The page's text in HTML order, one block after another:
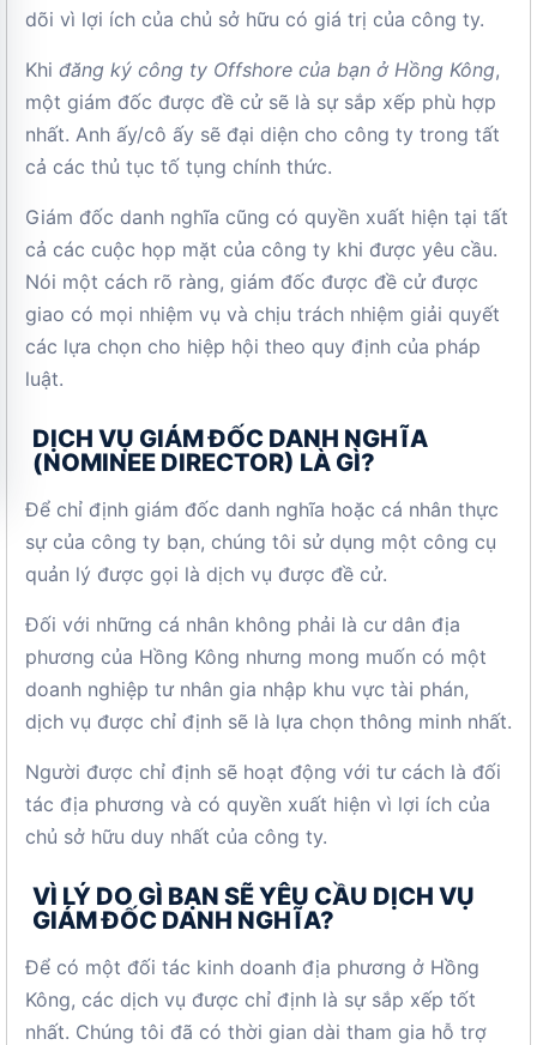
dõi vì lợi ích của chủ sở hữu có giá trị của công ty.
Khi đăng ký công ty Offshore của bạn ở Hồng Kông,
một giám đốc được đề cử sẽ là sự sắp xếp phù hợp
nhất. Anh ấy/cô ấy sẽ đại diện cho công ty trong tất
cả các thủ tục tố tụng chính thức.
Giám đốc danh nghĩa cũng có quyền xuất hiện tại tất
cả các cuộc họp mặt của công ty khi được yêu cầu.
Nói một cách rõ ràng, giám đốc được đề cử được
giao có mọi nhiệm vụ và chịu trách nhiệm giải quyết
các lựa chọn cho hiệp hội theo quy định của pháp
luật.
DỊCH VỤ GIÁM ĐỐC DANH NGHĨA
(NOMINEE DIRECTOR) LÀ GÌ?
Để chỉ định giám đốc danh nghĩa hoặc cá nhân thực
sự của công ty bạn, chúng tôi sử dụng một công cụ
quản lý được gọi là dịch vụ được đề cử.
Đối với những cá nhân không phải là cư dân địa
phương của Hồng Kông nhưng mong muốn có một
doanh nghiệp tư nhân gia nhập khu vực tài phán,
dịch vụ được chỉ định sẽ là lựa chọn thông minh nhất.
Người được chỉ định sẽ hoạt động với tư cách là đối
tác địa phương và có quyền xuất hiện vì lợi ích của
chủ sở hữu duy nhất của công ty.
VÌ LÝ DO GÌ BẠN SẼ YÊU CẦU DỊCH VỤ
GIÁM ĐỐC DANH NGHĨA?
Để có một đối tác kinh doanh địa phương ở Hồng
Kông, các dịch vụ được chỉ định là sự sắp xếp tốt
nhất. Chúng tôi đã có thời gian dài tham gia hỗ trợ